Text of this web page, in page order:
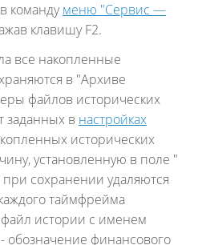
командуменю "Сервис —
клавишу F2.
все накопленные
в "Архиве
файлов исторических
заданных в настройках
исторических
установленную в поле "
сохранении удаляются
таймфрейма
истории с именем
- обозначение финансового